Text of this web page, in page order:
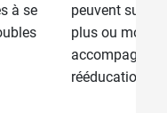
à se
peuvent subir
plus ou moins
rééducation....